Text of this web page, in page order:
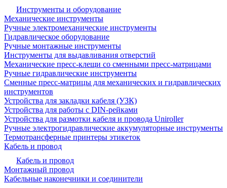
Инструменты и оборудование
Механические инструменты
Ручные электромеханические инструменты
Гидравлическое оборудование
Ручные монтажные инструменты
Инструменты для выдавливания отверстий
Механические пресс-клещи со сменными пресс-матрицами
Ручные гидравлические инструменты
Сменные пресс-матрицы для механических и гидравлических
инструментов
Устройства для закладки кабеля (УЗК)
Устройства для работы с DIN-рейками
Устройства для размотки кабеля и провода Uniroller
Ручные электрогидравлические аккумуляторные инструменты
Термотрансферные принтеры этикеток
Кабель и провод
Кабель и провод
Монтажный провод
Кабельные наконечники и соединители